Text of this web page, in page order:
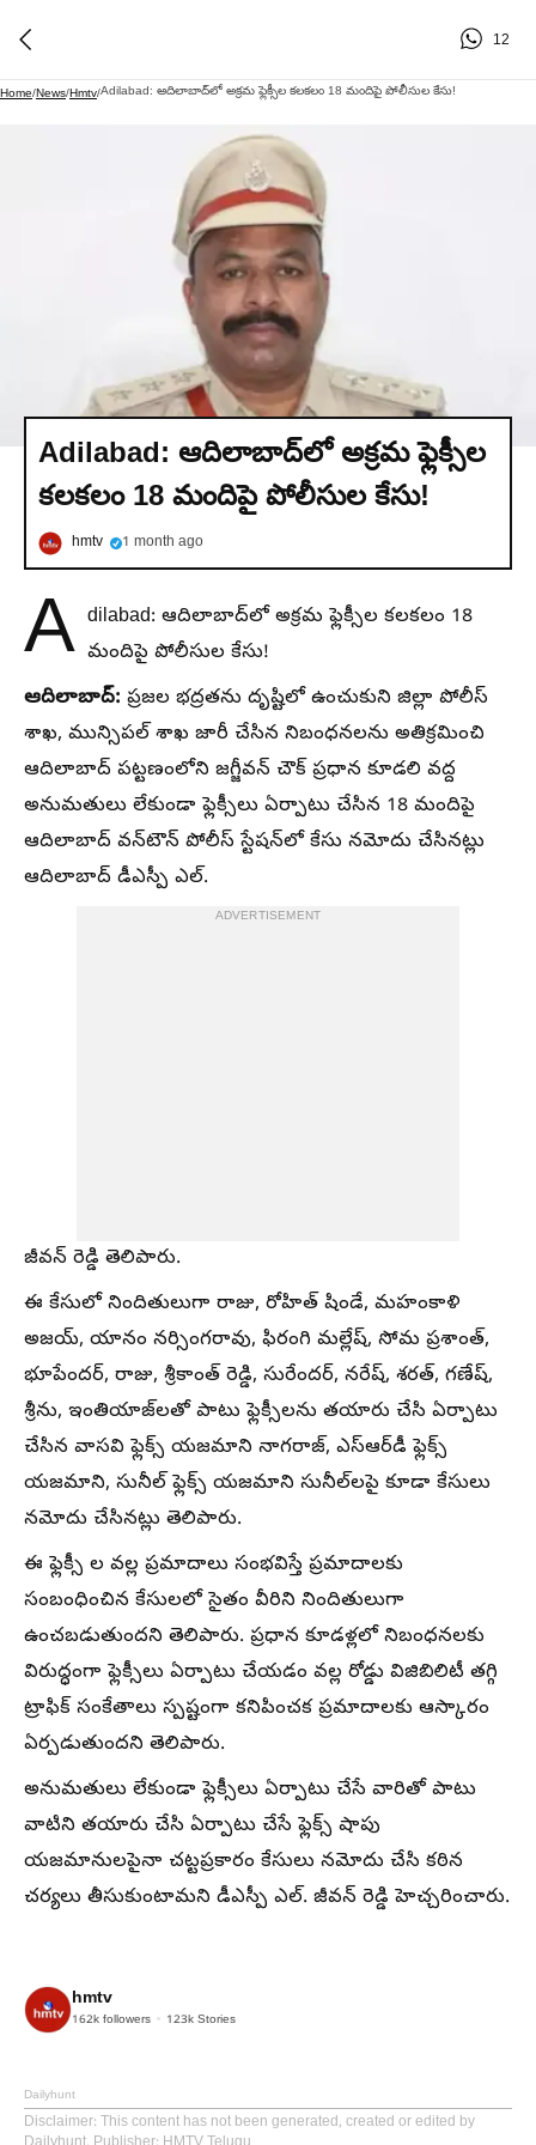
12
Home/News/Hmtv/Adilabad: ఆదిలాబాద్‌లో అక్రమ ఫ్లెక్సీల కలకలం 18 మందిపై పోలీసుల కేసు!
Adilabad: ఆదిలాబాద్‌లో అక్రమ ఫ్లెక్సీల
కలకలం 18 మందిపై పోలీసుల కేసు!
hmtv 1 month ago
A dilabad: ఆదిలాబాద్‌లో అక్రమ ఫ్లెక్సీల కలకలం 18
మందిపై పోలీసుల కేసు!
ఆదిలాబాద్: ప్రజల భద్రతను దృష్టిలో ఉంచుకుని జిల్లా పోలీస్
శాఖ, మున్సిపల్ శాఖ జారీ చేసిన నిబంధనలను అతిక్రమించి
ఆదిలాబాద్ పట్టణంలోని జగ్జీవన్ చౌక్ ప్రధాన కూడలి వద్ద
అనుమతులు లేకుండా ఫ్లెక్సీలు ఏర్పాటు చేసిన 18 మందిపై
ఆదిలాబాద్ వన్‌టౌన్ పోలీస్ స్టేషన్‌లో కేసు నమోదు చేసినట్లు
ఆదిలాబాద్ డీఎస్పీ ఎల్.
ADVERTISEMENT
జీవన్ రెడ్డి తెలిపారు.
ఈ కేసులో నిందితులుగా రాజు, రోహిత్ షిండే, మహంకాళి
అజయ్, యానం నర్సింగరావు, ఫిరంగి మల్లేష్, సోమ ప్రశాంత్,
భూపేందర్, రాజు, శ్రీకాంత్ రెడ్డి, సురేందర్, నరేష్, శరత్, గణేష్,
శ్రీను, ఇంతియాజ్‌లతో పాటు ఫ్లెక్సీలను తయారు చేసి ఏర్పాటు
చేసిన వాసవి ఫ్లెక్స్ యజమాని నాగరాజ్, ఎస్‌ఆర్‌డీ ఫ్లెక్స్
యజమాని, సునీల్ ఫ్లెక్స్ యజమాని సునీల్‌లపై కూడా కేసులు
నమోదు చేసినట్లు తెలిపారు.
ఈ ఫ్లెక్సీ ల వల్ల ప్రమాదాలు సంభవిస్తే ప్రమాదాలకు
సంబంధించిన కేసులలో సైతం వీరిని నిందితులుగా
ఉంచబడుతుందని తెలిపారు. ప్రధాన కూడళ్లలో నిబంధనలకు
విరుద్ధంగా ఫ్లెక్సీలు ఏర్పాటు చేయడం వల్ల రోడ్డు విజిబిలిటీ తగ్గి
ట్రాఫిక్ సంకేతాలు స్పష్టంగా కనిపించక ప్రమాదాలకు ఆస్కారం
ఏర్పడుతుందని తెలిపారు.
అనుమతులు లేకుండా ఫ్లెక్సీలు ఏర్పాటు చేసే వారితో పాటు
వాటిని తయారు చేసి ఏర్పాటు చేసే ఫ్లెక్స్ షాపు
యజమానులపైనా చట్టప్రకారం కేసులు నమోదు చేసి కఠిన
చర్యలు తీసుకుంటామని డీఎస్పీ ఎల్. జీవన్ రెడ్డి హెచ్చరించారు.
hmtv
162k followers 123k Stories
Dailyhunt
Disclaimer: This content has not been generated, created or edited by